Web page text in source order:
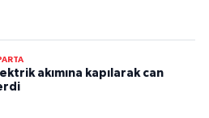
akımına kapılarak can